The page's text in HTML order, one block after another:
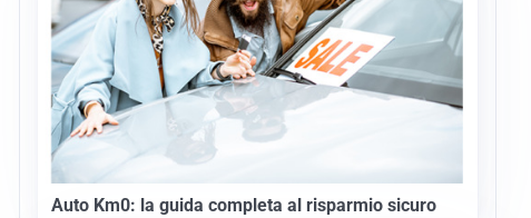
Auto Km0: la guida completa al risparmio sicuro